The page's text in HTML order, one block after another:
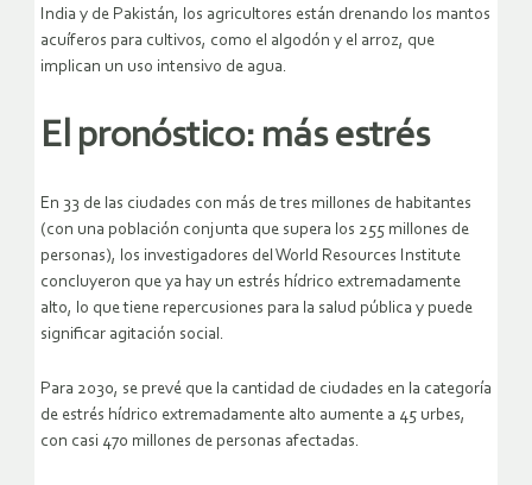
India y de Pakistán, los agricultores están drenando los mantos
acuíferos para cultivos, como el algodón y el arroz, que
implican un uso intensivo de agua.
El pronóstico: más estrés
En 33 de las ciudades con más de tres millones de habitantes
(con una población conjunta que supera los 255 millones de
personas), los investigadores del World Resources Institute
concluyeron que ya hay un estrés hídrico extremadamente
alto, lo que tiene repercusiones para la salud pública y puede
significar agitación social.
Para 2030, se prevé que la cantidad de ciudades en la categoría
de estrés hídrico extremadamente alto aumente a 45 urbes,
con casi 470 millones de personas afectadas.